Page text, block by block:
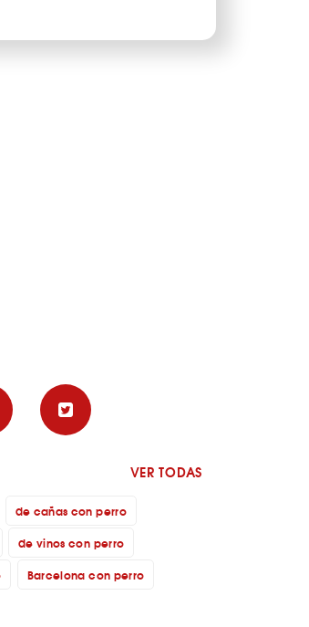
VER TODAS
de cañas con perro
de vinos con perro
Barcelona con perro